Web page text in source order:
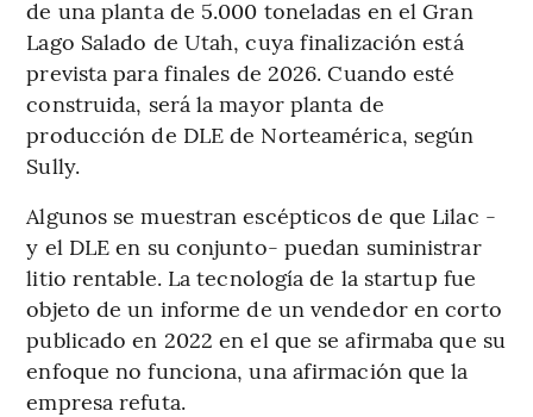
de una planta de 5.000 toneladas en el Gran
Lago Salado de Utah, cuya finalización está
prevista para finales de 2026. Cuando esté
construida, será la mayor planta de
producción de DLE de Norteamérica, según
Sully.
Algunos se muestran escépticos de que Lilac -
y el DLE en su conjunto- puedan suministrar
litio rentable. La tecnología de la startup fue
objeto de un informe de un vendedor en corto
publicado en 2022 en el que se afirmaba que su
enfoque no funciona, una afirmación que la
empresa refuta.